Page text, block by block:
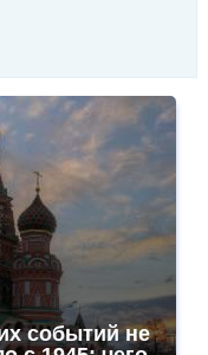
событий не